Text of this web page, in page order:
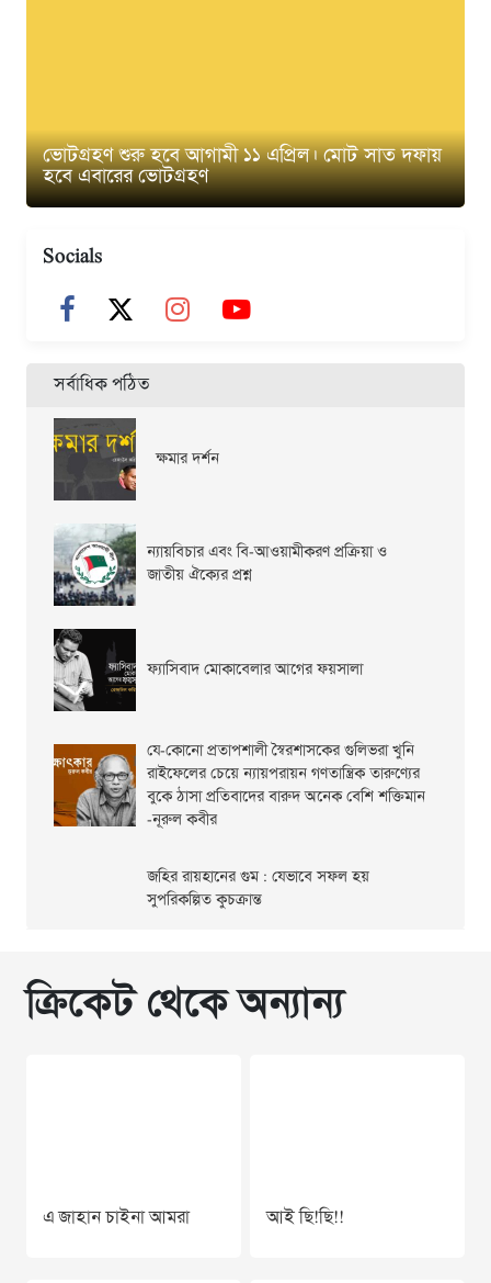
ভোটগ্রহণ শুরু হবে আগামী ১১ এপ্রিল। মোট সাত দফায়
হবে এবারের ভোটগ্রহণ
Socials
সর্বাধিক পঠিত
ক্ষমার দর্শন
ন্যায়বিচার এবং বি-আওয়ামীকরণ প্রক্রিয়া ও
জাতীয় ঐক্যের প্রশ্ন
ফ্যাসিবাদ মোকাবেলার আগের ফয়সালা
যে-কোনো প্রতাপশালী স্বৈরশাসকের গুলিভরা খুনি
রাইফেলের চেয়ে ন্যায়পরায়ন গণতান্ত্রিক তারুণ্যের
বুকে ঠাসা প্রতিবাদের বারুদ অনেক বেশি শক্তিমান
-নূরুল কবীর
জহির রায়হানের গুম : যেভাবে সফল হয়
সুপরিকল্পিত কুচক্রান্ত
ক্রিকেট থেকে অন্যান্য
এ জাহান চাইনা আমরা আই ছি!ছি!!